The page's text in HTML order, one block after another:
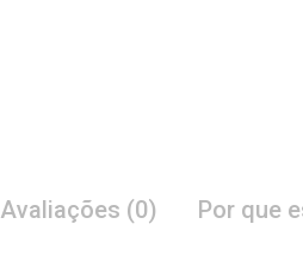
Avaliações (0) Por que